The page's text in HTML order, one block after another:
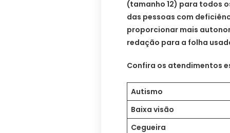
(tamanho 12) para todos
das pessoas com
proporcionar mais
redação para a folha
Confira os atendimentos
Autismo
Baixa visão
Cegueira